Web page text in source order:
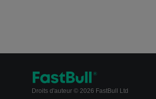
Droits d'auteur © 2026 FastBull Ltd